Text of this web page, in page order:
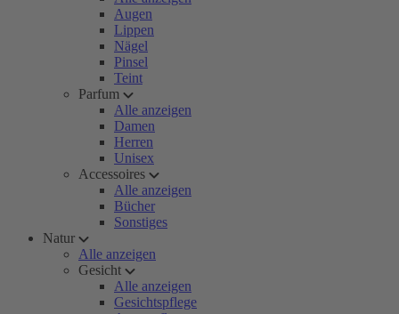
Augen
Lippen
Nägel
Pinsel
Teint
Parfum
Alle anzeigen
Damen
Herren
Unisex
Accessoires
Alle anzeigen
Bücher
Sonstiges
Natur
Alle anzeigen
Gesicht
Alle anzeigen
Gesichtspflege